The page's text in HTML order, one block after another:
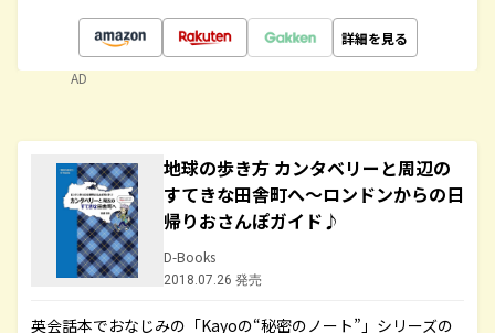
詳細を見る
AD
地球の歩き方 カンタベリーと周辺の
すてきな田舎町へ～ロンドンからの日
帰りおさんぽガイド♪
D-Books
2018.07.26 発売
英会話本でおなじみの「Kayoの“秘密のノート”」シリーズの